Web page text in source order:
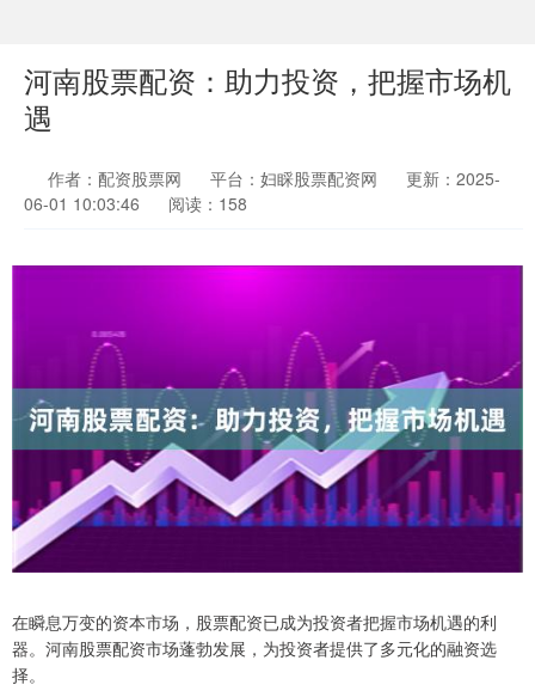
河南股票配资：助力投资，把握市场机
遇
作者：配资股票网 平台：妇睬股票配资网
更新：2025-
06-01 10:03:46
阅读：158
在瞬息万变的资本市场，股票配资已成为投资者把握市场机遇的利
器。河南股票配资市场蓬勃发展，为投资者提供了多元化的融资选
择。